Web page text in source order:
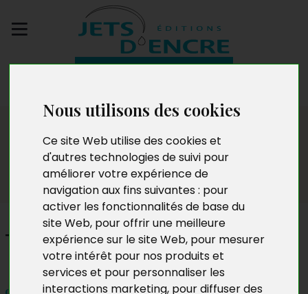
Nous utilisons des cookies
Ce site Web utilise des cookies et
d'autres technologies de suivi pour
améliorer votre expérience de
navigation aux fins suivantes : pour
activer les fonctionnalités de base du
site Web, pour offrir une meilleure
expérience sur le site Web, pour mesurer
votre intérêt pour nos produits et
services et pour personnaliser les
interactions marketing, pour diffuser des
Salon
Thierry Stasiuk